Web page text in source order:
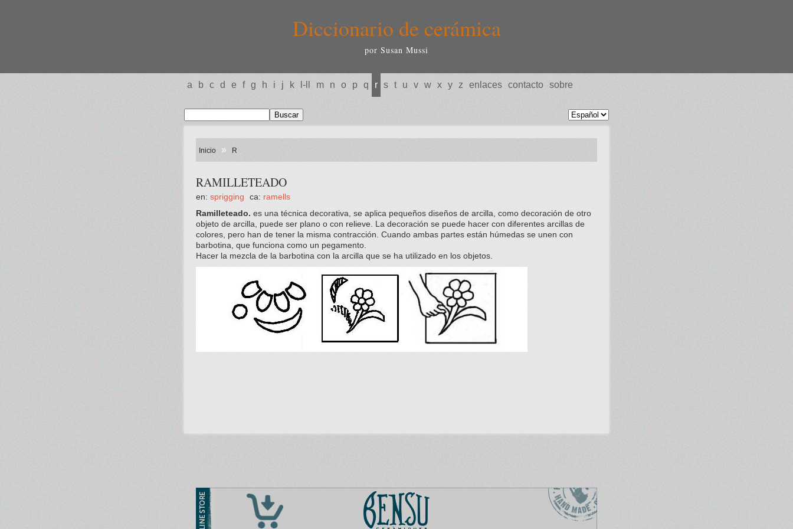
Diccionario de cerámica
por Susan Mussi
a b c d e f g h i j k l-ll m n o p q r s t u v w x y z enlaces contacto sobre
Inicio » R
RAMILLETEADO
en: sprigging ca: ramells
Ramilleteado. es una técnica decorativa, se aplica pequeños diseños de arcilla, como decoración de otro
objeto de arcilla, puede ser plano o con relieve. La decoración se puede hacer con diferentes arcillas de
colores, pero han de tener la misma contracción. Cuando ambas partes están húmedas se unen con
barbotina, que funciona como un pegamento.
Hacer la mezcla de la barbotina con la arcilla que se ha utilizado en los objetos.